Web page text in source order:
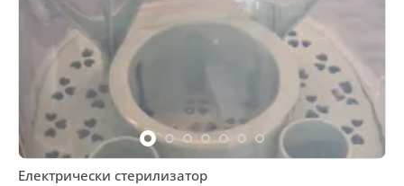
Електрически стерилизатор